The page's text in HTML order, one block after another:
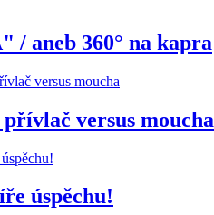
/ aneb 360° na kapra
versus moucha
úspěchu!